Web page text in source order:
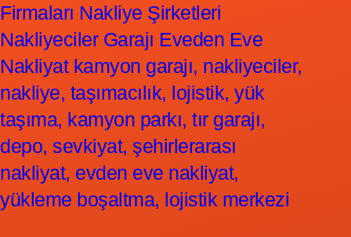
Firmaları Nakliye Şirketleri
Nakliyeciler Garajı Eveden Eve
Nakliyat kamyon garajı, nakliyeciler,
nakliye, taşımacılık, lojistik, yük
taşıma, kamyon parkı, tır garajı,
depo, sevkiyat, şehirlerarası
nakliyat, evden eve nakliyat,
yükleme boşaltma, lojistik merkezi